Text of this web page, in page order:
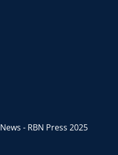
- RBN Press 2025